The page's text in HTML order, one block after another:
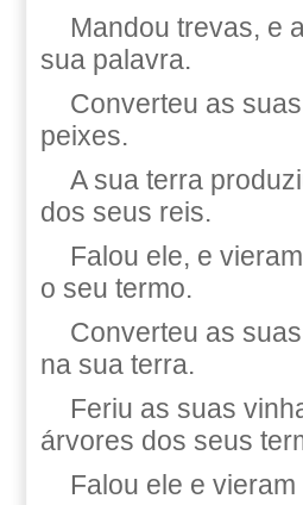
Mandou trevas, e
sua palavra.
Converteu as
peixes.
A sua terra
dos seus reis.
Falou ele, e
o seu termo.
Converteu as
na sua terra.
Feriu as suas
árvores dos seus
Falou ele e